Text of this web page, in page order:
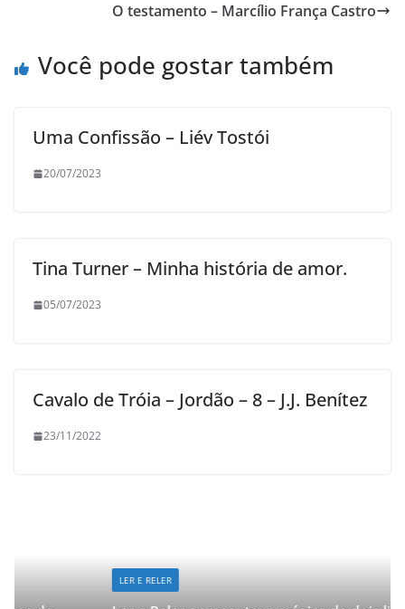
O testamento – Marcílio França Castro
Você pode gostar também
Uma Confissão – Liév Tostói
20/07/2023
Tina Turner – Minha história de amor.
05/07/2023
Cavalo de Tróia – Jordão – 8 – J.J. Benítez
23/11/2022